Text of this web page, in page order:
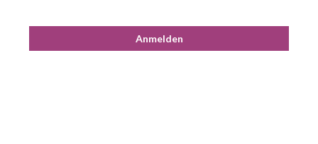
Anmelden